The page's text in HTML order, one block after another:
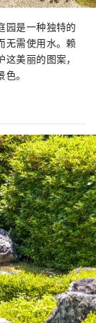
园是一种独特的
无需使用水。赖
美丽的图案，
。